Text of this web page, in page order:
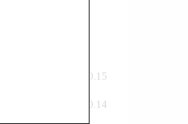
0.14
0.15